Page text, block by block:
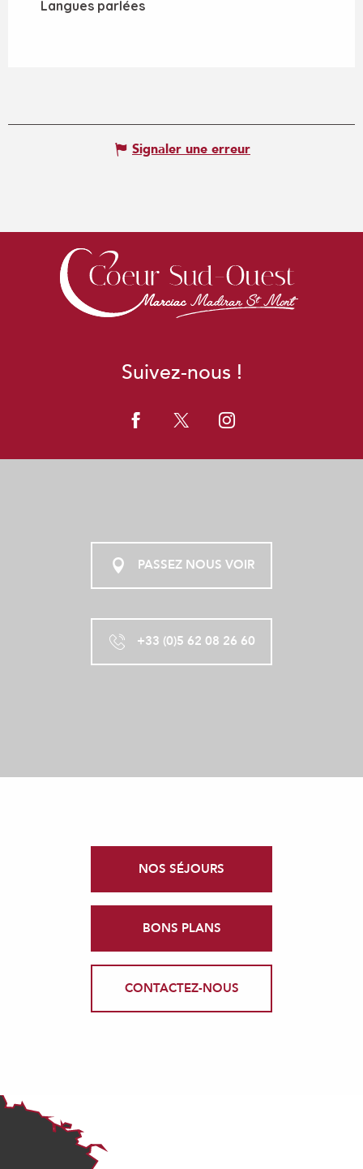
Langues parlées
Langues parlées
Signaler une erreur
Suivez-nous !
PASSEZ NOUS VOIR
+33 (0)5 62 08 26 60
NOS SÉJOURS
BONS PLANS
CONTACTEZ-NOUS